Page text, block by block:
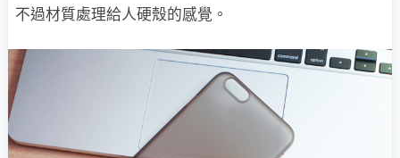
不過材質處理給人硬殼的感覺。